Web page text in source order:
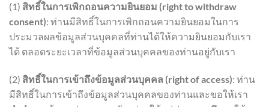
(1) สิทธิ์ในการเพิกถอนความยินยอม (right to withdraw
consent): ท่านมีสิทธิ์ในการเพิกถอนความยินยอมในการ
ประมวลผลข้อมูลส่วนบุคคลที่ท่านได้ให้ความยินยอมกับเรา
ได้ ตลอดระยะเวลาที่ข้อมูลส่วนบุคคลของท่านอยู่กับเรา
(2) สิทธิ์ในการเข้าถึงข้อมูลส่วนบุคคล (right of access): ท่าน
มีสิทธิ์ในการเข้าถึงข้อมูลส่วนบุคคลของท่านและขอให้เรา